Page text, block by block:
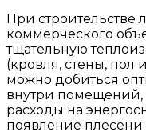
При строительстве
коммерческого
тщательную
(кровля, стены, пол
можно добиться
внутри помещений,
расходы на
появление плесени